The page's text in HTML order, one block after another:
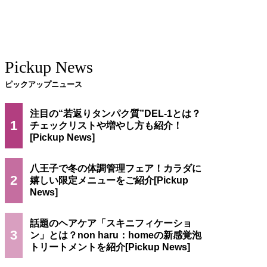
Pickup News
ピックアップニュース
1
注目の“若返りタンパク質”DEL-1とは？
チェックリストや増やし方も紹介！
2
八王子で冬の体調管理フェア！カラダに
嬉しい限定メニューをご紹介
3
話題のヘアケア「スキニフィケーショ
ン」とは？non haru：homeの新感覚泡
トリートメントを紹介